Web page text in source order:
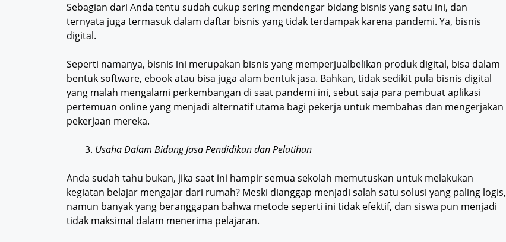
Sebagian dari Anda tentu sudah cukup sering mendengar bidang bisnis yang satu ini, dan
ternyata juga termasuk dalam daftar bisnis yang tidak terdampak karena pandemi. Ya, bisnis
digital.
Seperti namanya, bisnis ini merupakan bisnis yang memperjualbelikan produk digital, bisa dalam
bentuk software, ebook atau bisa juga alam bentuk jasa. Bahkan, tidak sedikit pula bisnis digital
yang malah mengalami perkembangan di saat pandemi ini, sebut saja para pembuat aplikasi
pertemuan online yang menjadi alternatif utama bagi pekerja untuk membahas dan mengerjakan
pekerjaan mereka.
Usaha Dalam Bidang Jasa Pendidikan dan Pelatihan
Anda sudah tahu bukan, jika saat ini hampir semua sekolah memutuskan untuk melakukan
kegiatan belajar mengajar dari rumah? Meski dianggap menjadi salah satu solusi yang paling logis,
namun banyak yang beranggapan bahwa metode seperti ini tidak efektif, dan siswa pun menjadi
tidak maksimal dalam menerima pelajaran.